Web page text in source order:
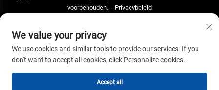
voorbehouden. -- Privacybeleid
Address: Tiantai Yongsheng Traffic Facilities Co,Ltd Adres; No.73 Hongchou
West Road, Hongchou town, Tiantai county, Taizhou City, Zhejiang Provice,
+86-18968682471
We value your privacy
We use cookies and similar tools to provide our services. If you
don't want to accept all cookies, click Personalize cookies.
Accept all